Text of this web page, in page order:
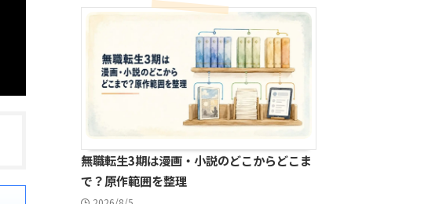
無職転生3期は漫画・小説のどこからどこま
で？原作範囲を整理